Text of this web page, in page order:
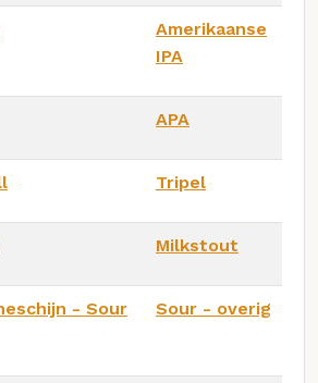
Amerikaanse
IPA
APA
Tripel
Milkstout
- Sour
Sour - overig